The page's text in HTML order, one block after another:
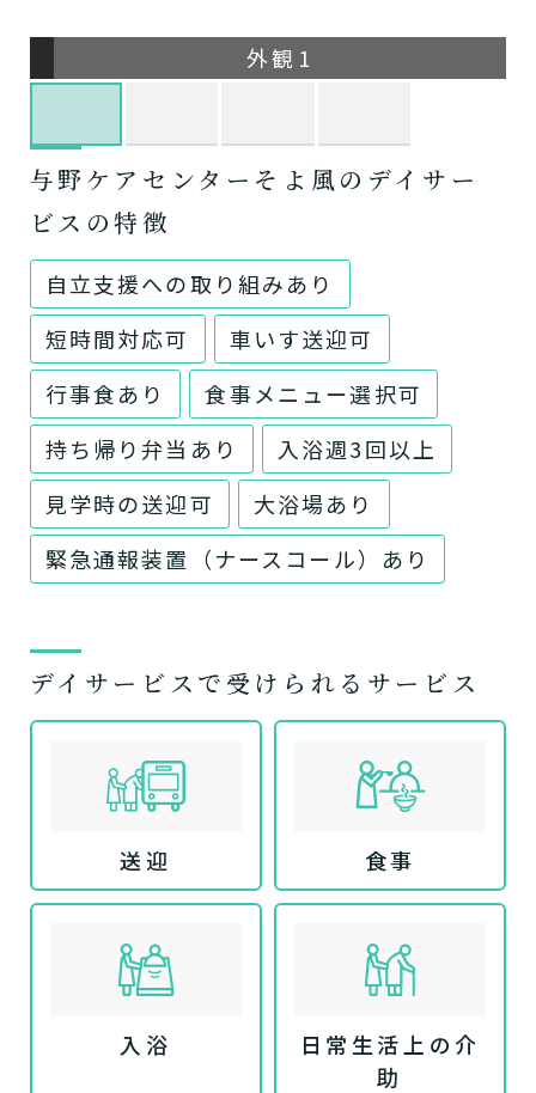
外観1
与野ケアセンターそよ風のデイサー
ビスの特徴
自立支援への取り組みあり
短時間対応可
車いす送迎可
行事食あり
食事メニュー選択可
持ち帰り弁当あり
入浴週3回以上
見学時の送迎可
大浴場あり
緊急通報装置（ナースコール）あり
デイサービスで受けられるサービス
送迎 食事
入浴
日常生活上の介
助